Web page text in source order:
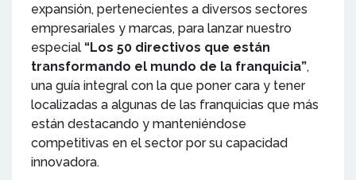
expansión, pertenecientes a diversos sectores
empresariales y marcas, para lanzar nuestro
especial “Los 50 directivos que están
transformando el mundo de la franquicia”,
una guía integral con la que poner cara y tener
localizadas a algunas de las franquicias que más
están destacando y manteniéndose
competitivas en el sector por su capacidad
innovadora.